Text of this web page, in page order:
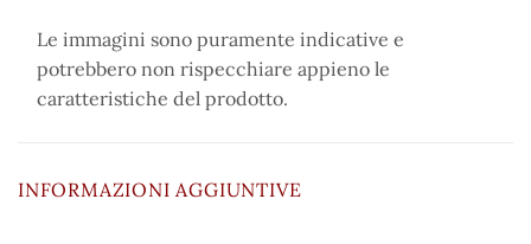
Le immagini sono puramente indicative e
potrebbero non rispecchiare appieno le
caratteristiche del prodotto.
INFORMAZIONI AGGIUNTIVE